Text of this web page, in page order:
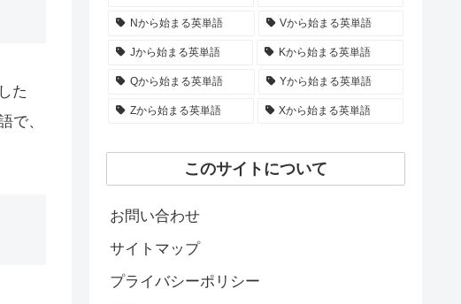
た
で、
Nから始まる英単語 Vから始まる英単語
Jから始まる英単語 Kから始まる英単語
Qから始まる英単語 Yから始まる英単語
Zから始まる英単語 Xから始まる英単語
このサイトについて
お問い合わせ
サイトマップ
プライバシーポリシー